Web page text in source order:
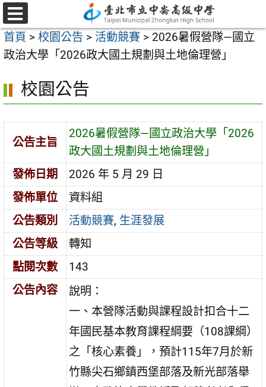
跳
至
主
要
容
選
單
首頁 > 校園公告 > 活動競賽 > 2026暑假營隊—國立
政治大學「2026政大國土規劃與土地倫理營」
校園公告
公告主旨
2026暑假營隊—國立政治大學「2026
政大國土規劃與土地倫理營」
發佈日期
2026 年 5 月 29 日
發佈單位
資料組
公告類別
活動競賽, 生涯發展
公告等級
轉知
點閱次數
143
公告內容
說明：
一、本營隊活動與課程設計扣合十二
年國民基本教育課程綱要（108課綱）
之「核心素養」，預計115年7月於新
竹縣尖石鄉鎮西堡部落及新光部落舉